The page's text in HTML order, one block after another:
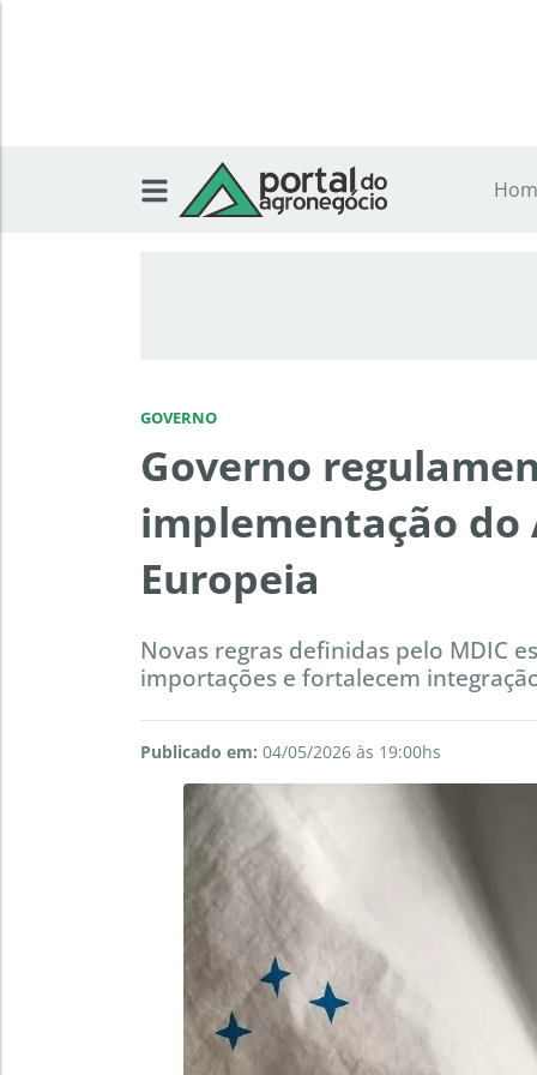
GOVERNO
Governo
implementação do
Europeia
Novas regras definidas pelo MDIC
importações e fortalecem
Publicado em: 04/05/2026 às 19:00hs